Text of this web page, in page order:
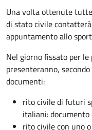
Una volta ottenute
di stato civile
appuntamento allo
Nel giorno fissato per
presenteranno,
documenti:
rito civile di futuri
italiani: documento
rito civile con uno